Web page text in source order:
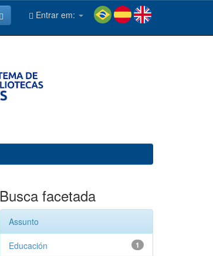
Entrar em:
Busca facetada
Assunto
1
Educación